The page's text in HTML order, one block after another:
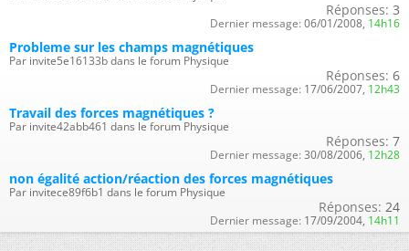
Réponses: 3
Dernier message: 06/01/2008, 14h16
Probleme sur les champs magnétiques
Par invite5e16133b dans le forum Physique
Réponses: 6
Dernier message: 17/06/2007, 12h43
Travail des forces magnétiques ?
Par invite42abb461 dans le forum Physique
Réponses: 7
Dernier message: 30/08/2006, 12h28
non égalité action/réaction des forces magnétiques
Par invitece89f6b1 dans le forum Physique
Réponses: 24
Dernier message: 17/09/2004, 14h11